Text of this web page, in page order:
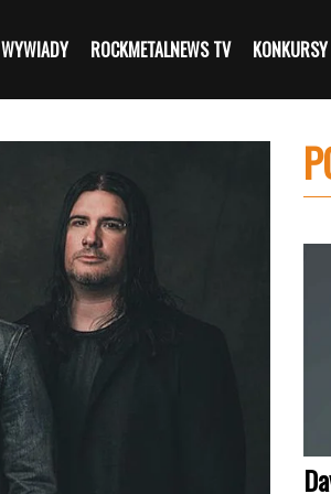
WYWIADY ROCKMETALNEWS TV KONKURSY